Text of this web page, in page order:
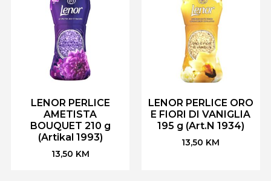
LENOR PERLICE
AMETISTA
BOUQUET 210 g
(Artikal 1993)
13,50 KM
LENOR PERLICE ORO
E FIORI DI VANIGLIA
195 g (Art.N 1934)
13,50 KM